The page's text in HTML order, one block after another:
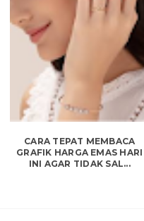
CARA TEPAT MEMBACA
GRAFIK HARGA EMAS HARI
INI AGAR TIDAK SAL...